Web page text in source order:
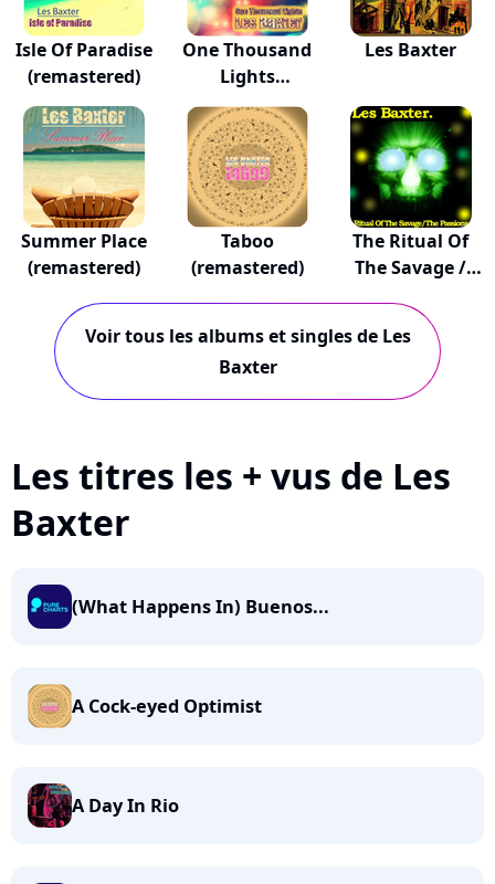
Isle Of Paradise
(remastered)
One Thousand
Lights
(remastered)
Les Baxter
Summer Place
(remastered)
Taboo
(remastered)
The Ritual Of
The Savage /
Voir tous les albums et singles de Les
Baxter
Les titres les + vus de Les
Baxter
(What Happens In) Buenos...
A Cock-eyed Optimist
A Day In Rio